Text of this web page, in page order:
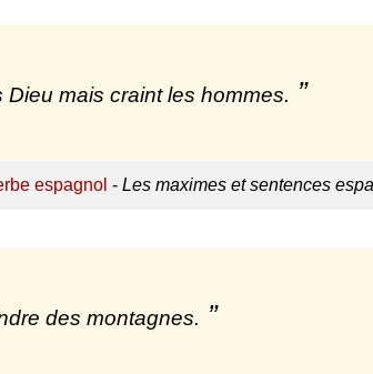
mais craint les hommes.
espagnol - Les maximes et sentences
des montagnes.